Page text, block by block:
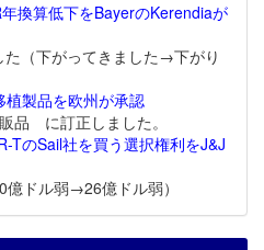
換算低下をBayerのKerendiaが
た（下がってきました→下がり
製品を欧州が承認
品 に訂正しました。
TのSail社を買う選択権利をJ&J
億ドル弱→26億ドル弱）